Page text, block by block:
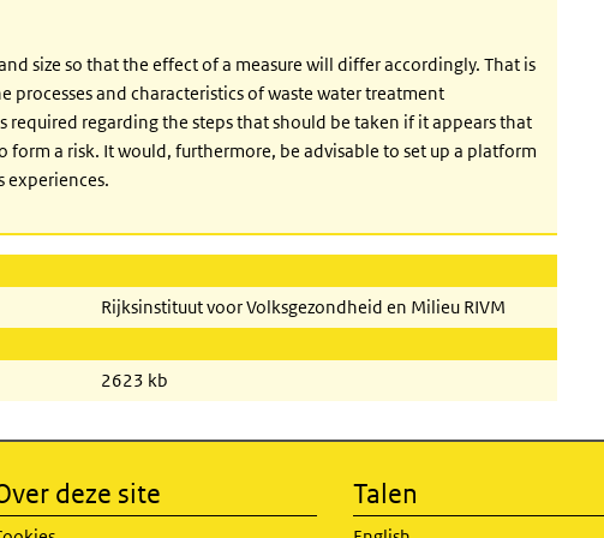
size so that the effect of a measure will differ accordingly. That is
and characteristics of waste water treatment
regarding the steps that should be taken if it appears that
form a risk. It would, furthermore, be advisable to set up a platform
experiences.
Rijksinstituut voor Volksgezondheid en Milieu RIVM
2623 kb
deze site Talen